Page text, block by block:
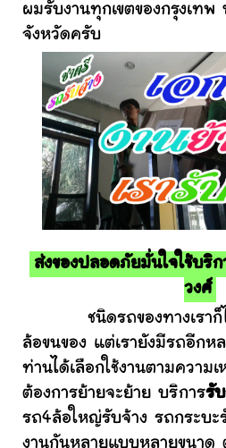
ผมรับงานทุกเขตของกรุงเท
จังหวัดครับ
ส่งของปลอดภัยมั่นใจใช้บริ
วงศ์
ชนิดรถของทางเราก็ไม่
ล้อขนของ แต่เรายังมีรถอีกห
ท่านได้เลือกใช้งานตามความ
ต้องการย้ายจะย้าย บริการรั
รถ4ล้อใหญ่รับจ้าง รถกระบะ
งานกันหลายแบบหลายขนาด